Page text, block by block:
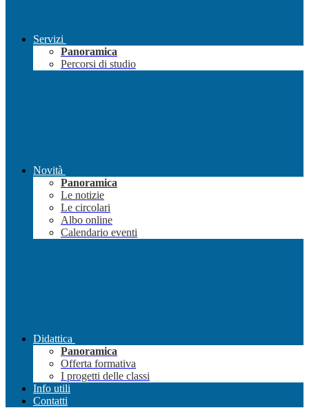
Servizi
Panoramica
Percorsi di studio
Novità
Panoramica
Le notizie
Le circolari
Albo online
Calendario eventi
Didattica
Panoramica
Offerta formativa
I progetti delle classi
Info utili
Contatti